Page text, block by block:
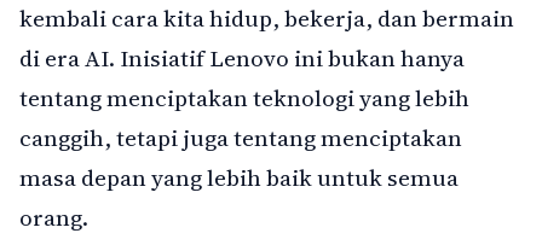
kembali cara kita hidup, bekerja, dan bermain
di era AI. Inisiatif Lenovo ini bukan hanya
tentang menciptakan teknologi yang lebih
canggih, tetapi juga tentang menciptakan
masa depan yang lebih baik untuk semua
orang.